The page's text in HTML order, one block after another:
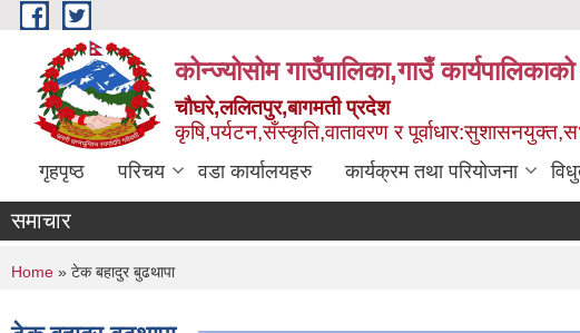
Skip to main content
कोन्ज्योसोम गाउँपालिका,गाउँ
चौघरे,ललितपुर,बागमती प्रदेश
कृषि,पर्यटन,सँस्कृति,वातावरण र
गृहपृष्ठ परिचय वडा कार्यालयहरु कार्यक्रम तथा परियोजना
समाचार
You are here
Home » टेक बहादुर बुढथापा